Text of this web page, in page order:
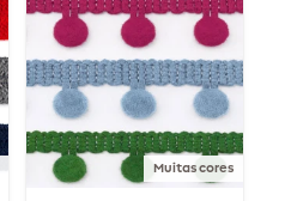
Muitas cores